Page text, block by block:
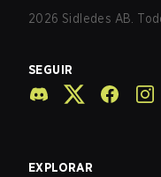
2026 Sidledes AB.
SEGUIR
EXPLORAR